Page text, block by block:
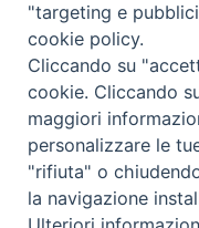
Copyright ©
Trentina
Privacy Policy
"targeting e
cookie policy.
Cliccando su
cookie. Cliccando
maggiori
personalizzare le
"rifiuta" o
la navigazione